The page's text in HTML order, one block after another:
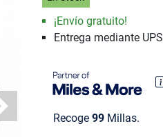
Next
¡Envío gratuito!
Entrega mediante UPS
Recoge 99Millas.